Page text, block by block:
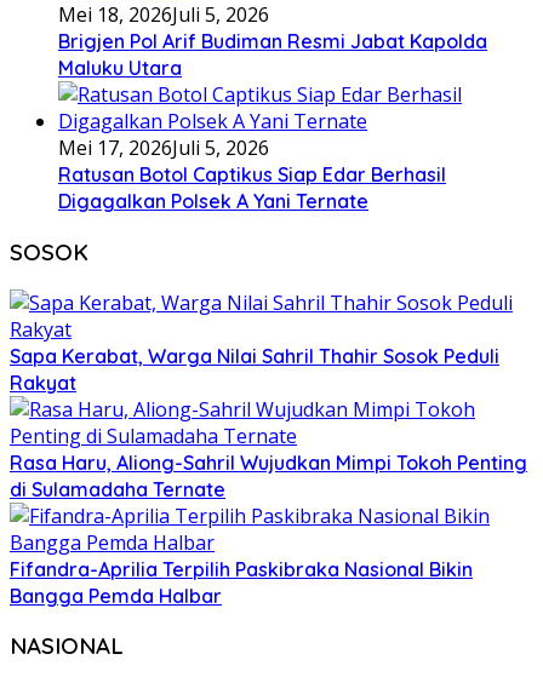
Mei 18, 2026Juli 5, 2026
Brigjen Pol Arif Budiman Resmi Jabat Kapolda
Maluku Utara
Mei 17, 2026Juli 5, 2026
Ratusan Botol Captikus Siap Edar Berhasil
Digagalkan Polsek A Yani Ternate
SOSOK
Sapa Kerabat, Warga Nilai Sahril Thahir Sosok Peduli
Rakyat
Rasa Haru, Aliong-Sahril Wujudkan Mimpi Tokoh Penting
di Sulamadaha Ternate
Fifandra-Aprilia Terpilih Paskibraka Nasional Bikin
Bangga Pemda Halbar
NASIONAL